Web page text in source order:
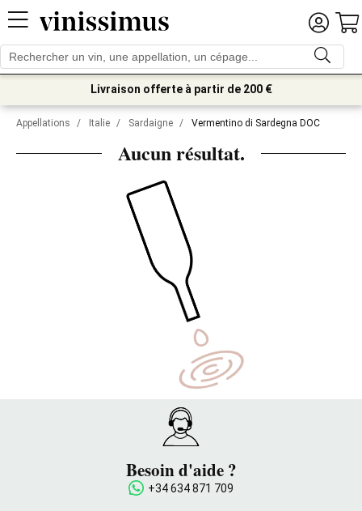
Livraison offerte à partir de 200 €
Appellations / Italie / Sardaigne / Vermentino di Sardegna DOC
Aucun résultat.
Besoin d'aide ?
+34 634 871 709